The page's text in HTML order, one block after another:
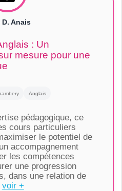
D. Anais
: Un
mesure pour une
Anglais
pédagogique, ce
cours particuliers
le potentiel de
accompagnement
les compétences
une progression
dans une relation de
voir +